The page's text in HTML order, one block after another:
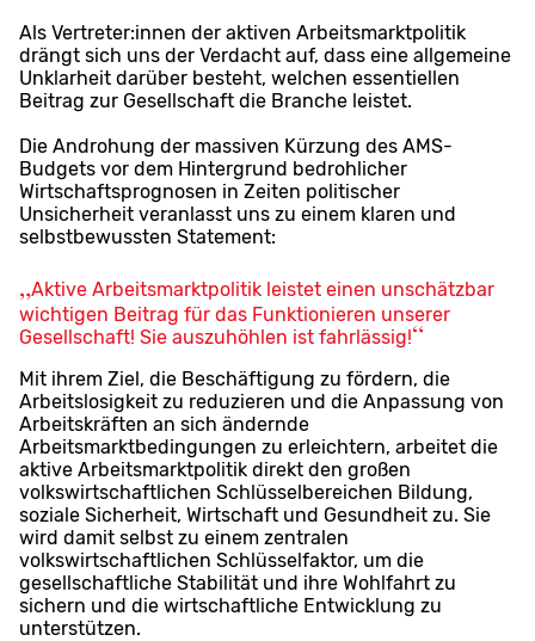
Als Vertreter:innen der aktiven Arbeitsmarktpolitik
drängt sich uns der Verdacht auf, dass eine allgemeine
Unklarheit darüber besteht, welchen essentiellen
Beitrag zur Gesellschaft die Branche leistet.
Die Androhung der massiven Kürzung des AMS-
Budgets vor dem Hintergrund bedrohlicher
Wirtschaftsprognosen in Zeiten politischer
Unsicherheit veranlasst uns zu einem klaren und
selbstbewussten Statement:
Aktive Arbeitsmarktpolitik leistet einen unschätzbar
wichtigen Beitrag für das Funktionieren unserer
Gesellschaft! Sie auszuhöhlen ist fahrlässig!
Mit ihrem Ziel, die Beschäftigung zu fördern, die
Arbeitslosigkeit zu reduzieren und die Anpassung von
Arbeitskräften an sich ändernde
Arbeitsmarktbedingungen zu erleichtern, arbeitet die
aktive Arbeitsmarktpolitik direkt den großen
volkswirtschaftlichen Schlüsselbereichen Bildung,
soziale Sicherheit, Wirtschaft und Gesundheit zu. Sie
wird damit selbst zu einem zentralen
volkswirtschaftlichen Schlüsselfaktor, um die
gesellschaftliche Stabilität und ihre Wohlfahrt zu
sichern und die wirtschaftliche Entwicklung zu
unterstützen.